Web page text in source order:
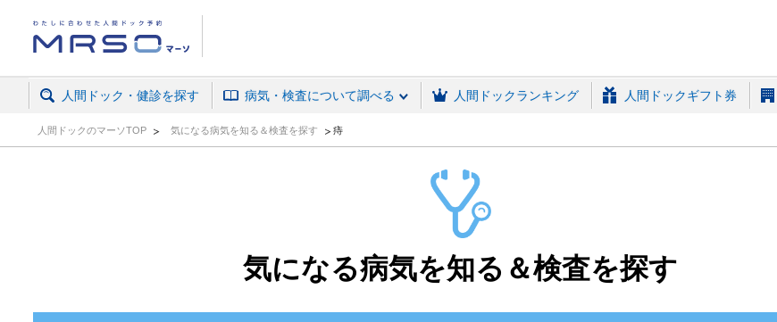
人間ドック・健診を探す 病気・検査について調べる 人間ドックランキング 人間ドックギフト券
人間ドックのマーソTOP 気になる病気を知る＆検査を探す 痔
気になる病気を知る＆検査を探す